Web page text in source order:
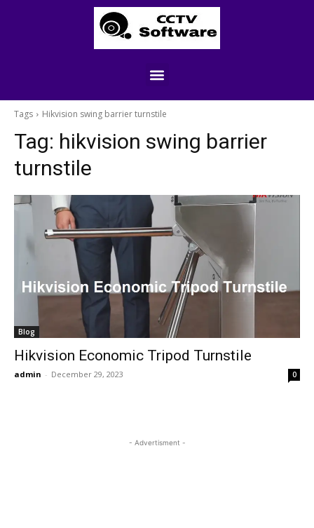
Tags Hikvision swing barrier turnstile
Tag: hikvision swing barrier
turnstile
Blog
Hikvision Economic Tripod Turnstile
admin - December 29, 2023 0
- Advertisment -